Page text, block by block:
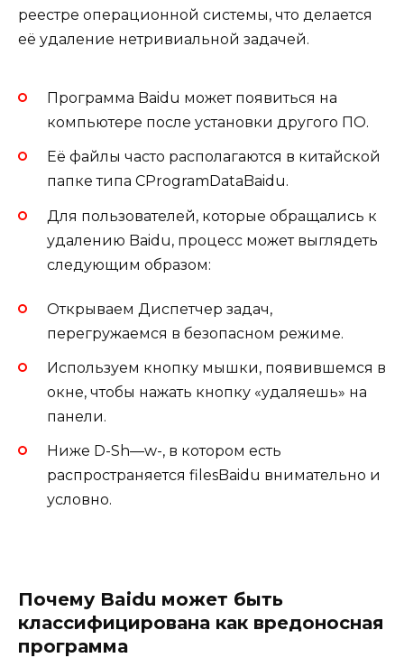
реестре операционной системы, что делается
её удаление нетривиальной задачей.
Программа Baidu может появиться на
компьютере после установки другого ПО.
Её файлы часто располагаются в китайской
папке типа CProgramDataBaidu.
Для пользователей, которые обращались к
удалению Baidu, процесс может выглядеть
следующим образом:
Открываем Диспетчер задач,
перегружаемся в безопасном режиме.
Используем кнопку мышки, появившемся в
окне, чтобы нажать кнопку «удаляешь» на
панели.
Ниже D-Sh—w-, в котором есть
распространяется filesBaidu внимательно и
условно.
Почему Baidu может быть
классифицирована как вредоносная
программа